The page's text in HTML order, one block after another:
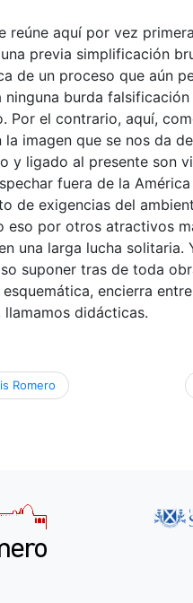
reúne aquí por vez
previa simplificación
de un proceso que aún
ninguna burda
Por el contrario, aquí,
imagen que se nos da
y ligado al presente son
fuera de la
de exigencias del
eso por otros atractivos
una larga lucha
suponer tras de toda
encierra
didácticas.
Romero